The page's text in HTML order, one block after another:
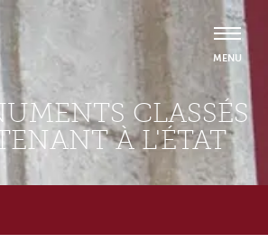
CLASSÉS
À L'ÉTAT